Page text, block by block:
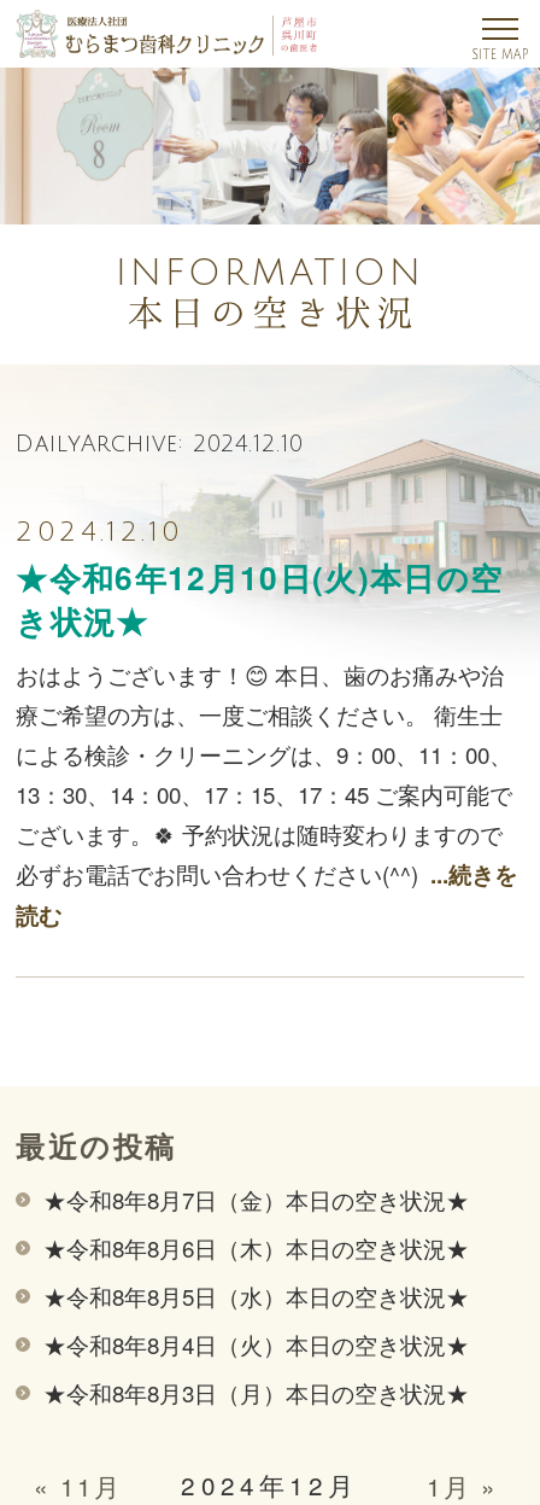
INFORMATION
DailyArchive: 2024.12.10
2024.12.10
★令和6年12月10日(火)本日の空
き状況★
おはようございます！😊 本日、歯のお痛みや治
療ご希望の方は、一度ご相談ください。 衛生士
による検診・クリーニングは、9：00、11：00、
13：30、14：00、17：15、17：45 ご案内可能で
ございます。🍀 予約状況は随時変わりますので
必ずお電話でお問い合わせください(^^) ...続きを
読む
最近の投稿
★令和8年8月7日（金）本日の空き状況★
★令和8年8月6日（木）本日の空き状況★
★令和8年8月5日（水）本日の空き状況★
★令和8年8月4日（火）本日の空き状況★
★令和8年8月3日（月）本日の空き状況★
2024年12月
« 11月 1月 »